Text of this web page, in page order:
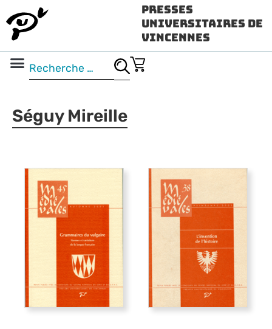
Presses
Universitaires de
Vincennes
Séguy Mireille